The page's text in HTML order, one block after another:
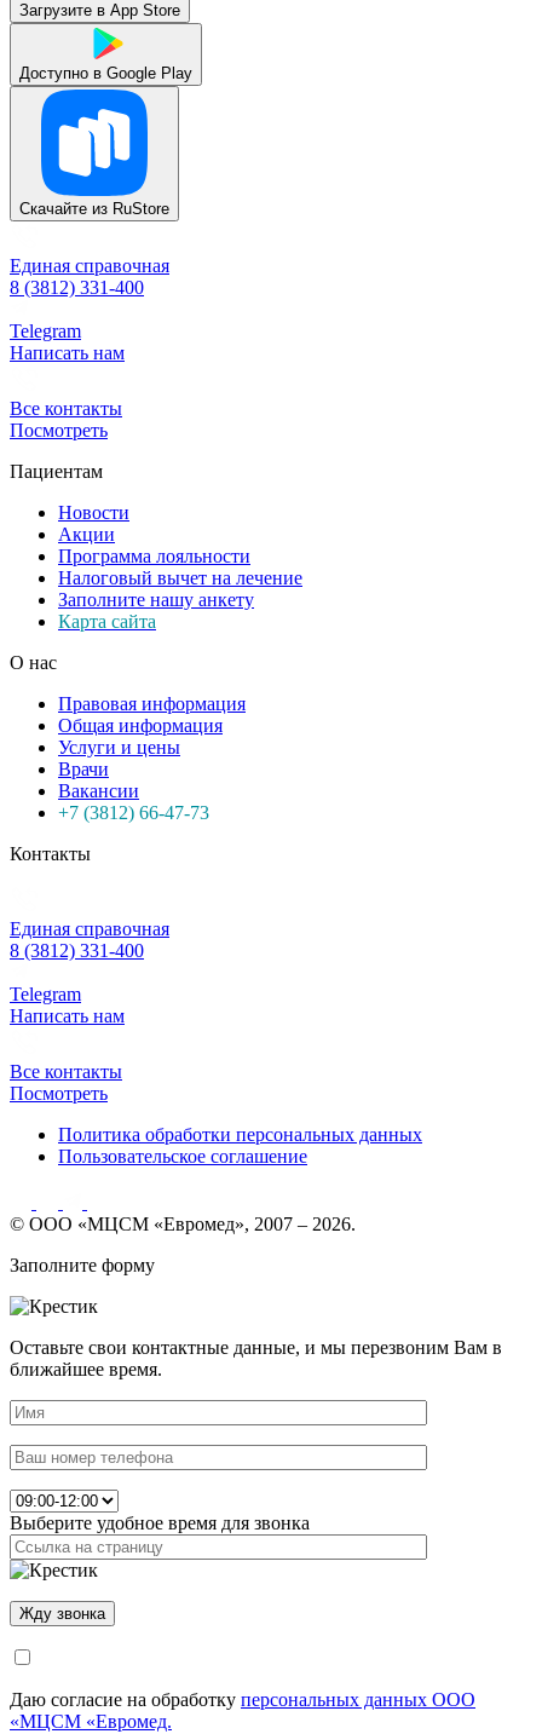
Загрузите в App Store
Доступно в Google Play
Скачайте из RuStore
Единая справочная
8 (3812) 331-400
Telegram
Написать нам
Все контакты
Посмотреть
Пациентам
Новости
Акции
Программа лояльности
Налоговый вычет на лечение
Заполните нашу анкету
Карта сайта
О нас
Правовая информация
Общая информация
Услуги и цены
Врачи
Вакансии
+7 (3812) 66-47-73
Контакты
Единая справочная
8 (3812) 331-400
Telegram
Написать нам
Все контакты
Посмотреть
Политика обработки персональных данных
Пользовательское соглашение
© ООО «МЦСМ «Евромед», 2007 – 2026.
Заполните форму
Оставьте свои контактные данные, и мы перезвоним Вам в
ближайшее время.
Выберите удобное время для звонка
Даю согласие на обработку персональных данных ООО
«МЦСМ «Евромед.